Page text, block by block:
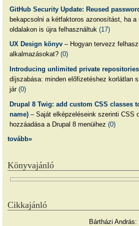
GitHub Security Update: Reused
bekapcsolni a kétfaktoros azonosítást, ha a
oldalakon is újra felhasználtuk (17)
UX Design könyv– Hogyan tervezz
alkalmazásokat? (0)
Introducing unlimited private repositories
díjszabása: minden előfizetéshez korlátlan
jár (0)
Drupal 8 Twig: add custom CSS classes
name)– Saját elképzeléseink szerinti CSS
hozzáadása a Drupal 8 menüihez (0)
tovább»
Könyvajánló
Cikkajánló
Bártházi András: